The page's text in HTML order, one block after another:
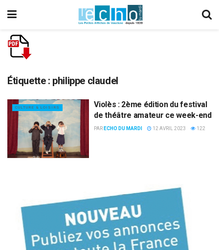
Étiquette : philippe claudel
CULTURE & LOISIRS
Violès : 2ème édition du festival
de théâtre amateur ce week-end
PAR ECHO DU MARDI 12 AVRIL 2023 122